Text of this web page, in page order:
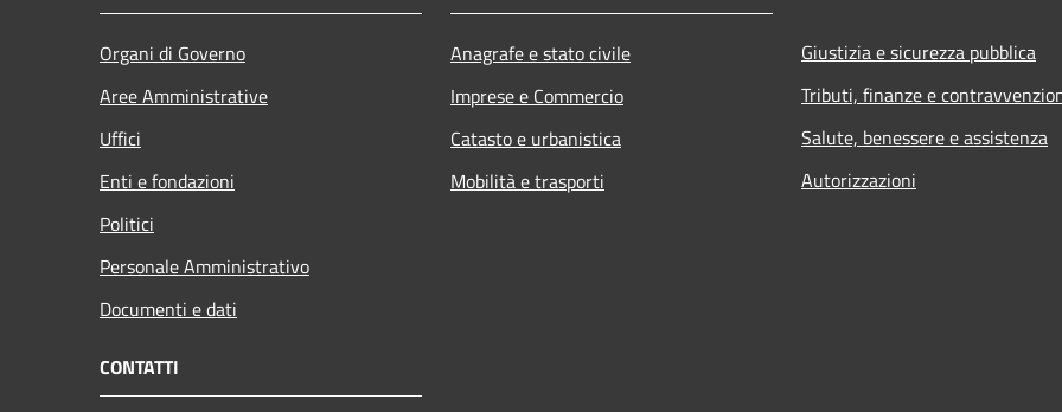
Organi di Governo
Aree Amministrative
Uffici
Enti e fondazioni
Politici
Personale Amministrativo
Documenti e dati
Anagrafe e stato civile
Imprese e Commercio
Catasto e urbanistica
Mobilità e trasporti
Giustizia e sicurezza pubblica
Tributi, finanze e
Salute, benessere e assistenza
Autorizzazioni
CONTATTI